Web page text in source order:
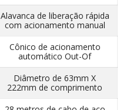
Alavanca de liberação rápida
com acionamento manual
Cônico de acionamento
automático Out-Of
Diâmetro de 63mm X
222mm de comprimento